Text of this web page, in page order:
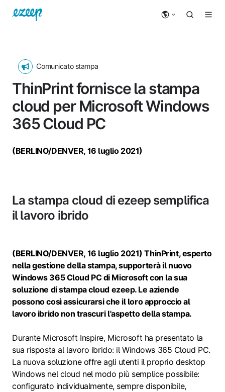
Comunicato stampa
ThinPrint fornisce la stampa
cloud per Microsoft Windows
365 Cloud PC
(BERLINO/DENVER, 16 luglio 2021)
La stampa cloud di ezeep semplifica
il lavoro ibrido
(BERLINO/DENVER, 16 luglio 2021) ThinPrint, esperto
nella gestione della stampa, supporterà il nuovo
Windows 365 Cloud PC di Microsoft con la sua
soluzione di stampa cloud ezeep. Le aziende
possono così assicurarsi che il loro approccio al
lavoro ibrido non trascuri l'aspetto della stampa.
Durante Microsoft Inspire, Microsoft ha presentato la
sua risposta al lavoro ibrido: il Windows 365 Cloud PC.
La nuova soluzione offre agli utenti il proprio desktop
Windows nel cloud nel modo più semplice possibile:
configurato individualmente, sempre disponibile,